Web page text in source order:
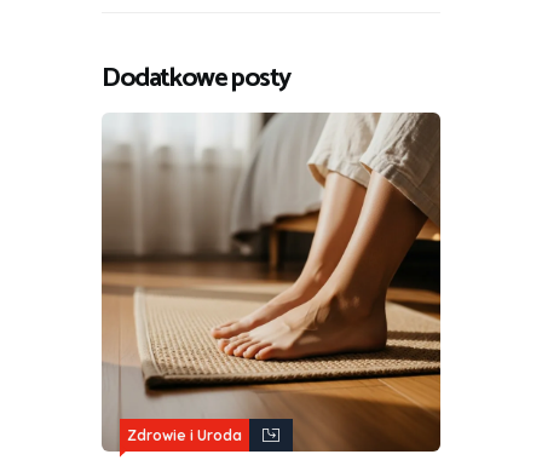
Dodatkowe posty
Zdrowie i Uroda